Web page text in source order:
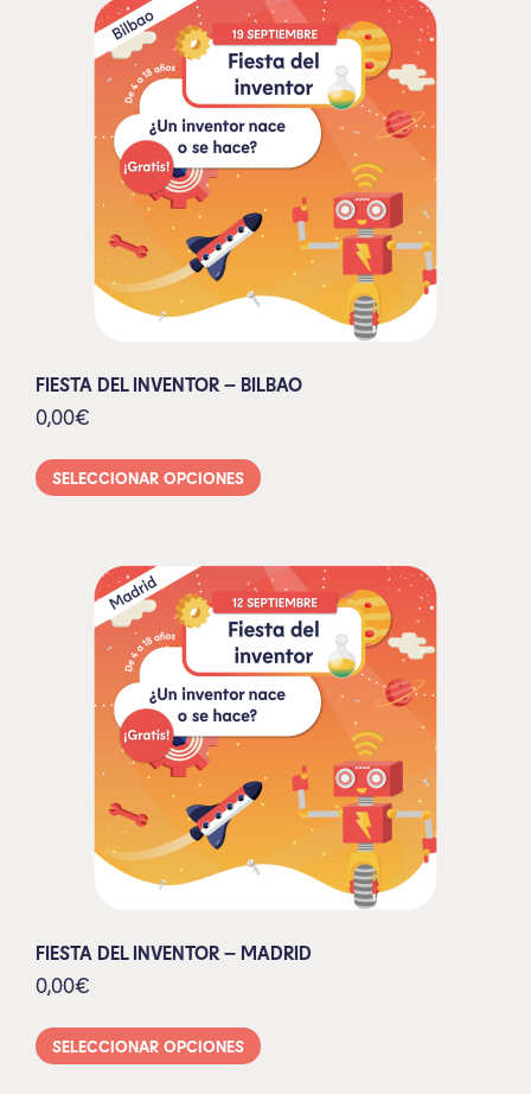
FIESTA DEL INVENTOR – BILBAO
0,00€
SELECCIONAR OPCIONES
FIESTA DEL INVENTOR – MADRID
0,00€
SELECCIONAR OPCIONES